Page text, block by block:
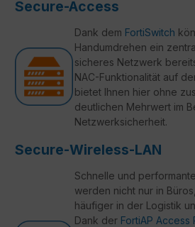
Secure-Access
Dank dem FortiSwitch
Handumdrehen ein
sicheres Netzwerk
NAC-Funktionalität auf
bietet Ihnen hier ohne
deutlichen Mehrwert im
Netzwerksicherheit.
Secure-Wireless-LAN
Schnelle und
werden nicht nur in
häufiger in der Logistik
Dank der FortiAP Access